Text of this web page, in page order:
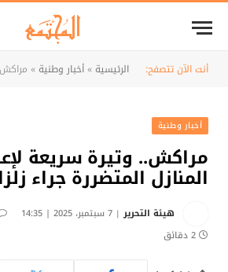
أنت الآن تتصفح: الرئيسية»أخبار وطنية» مراكش.. وتيرة
أخبار وطنية
مراكش.. وتيرة سريعة
المنازل المتضررة جراء
هيئة التحرير 7 سبتمبر، 2025 | 14:35
2 دقائق